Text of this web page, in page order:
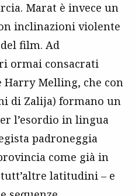
Marat è invece un
inclinazioni violente
film. Ad
ormai consacrati
Harry Melling, che con
di Zalija) formano un
l’esordio in lingua
padroneggia
come già in
tutt’altre latitudini – e